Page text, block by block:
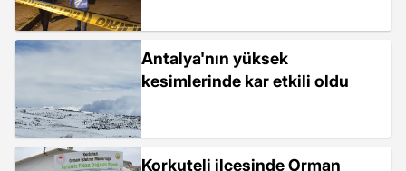
Antalya'nın yüksek
kesimlerinde kar etkili oldu
Korkuteli ilçesinde Orman